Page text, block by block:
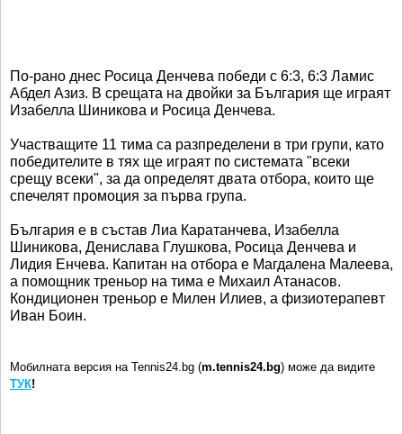
По-рано днес Росица Денчева победи с 6:3, 6:3 Ламис
Абдел Азиз. В срещата на двойки за България ще играят
Изабелла Шиникова и Росица Денчева.
Участващите 11 тима са разпределени в три групи, като
победителите в тях ще играят по системата "всеки
срещу всеки", за да определят двата отбора, които ще
спечелят промоция за първа група.
България е в състав Лиа Каратанчева, Изабелла
Шиникова, Денислава Глушкова, Росица Денчева и
Лидия Енчева. Капитан на отбора е Магдалена Малеева,
а помощник треньор на тима е Михаил Атанасов.
Кондиционен треньор е Милен Илиев, а физиотерапевт
Иван Боин.
Мобилната версия на Tennis24.bg (m.tennis24.bg) може да видите
ТУК!